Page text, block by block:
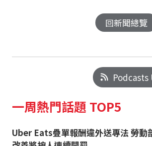
回新聞總覽
Podcasts
一周熱門話題 TOP5
Uber Eats疊單報酬違外送專法 勞動